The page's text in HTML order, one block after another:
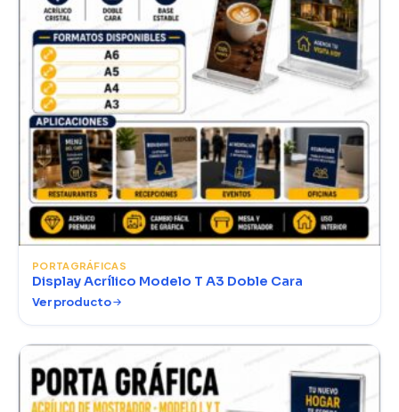
PORTAGRÁFICAS
Display Acrílico Modelo T A3 Doble Cara
Ver producto